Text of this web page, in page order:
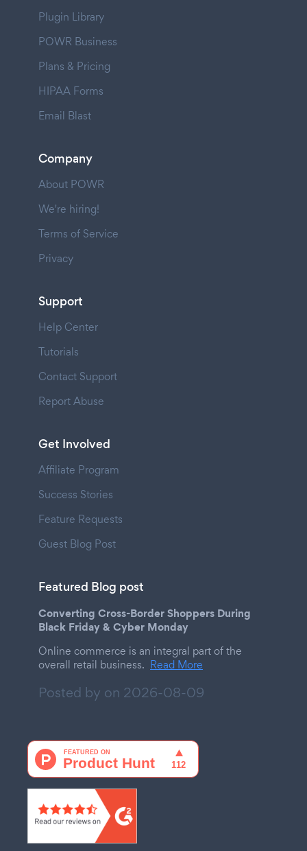
Plugin Library
POWR Business
Plans & Pricing
HIPAA Forms
Email Blast
Company
About POWR
We're hiring!
Terms of Service
Privacy
Support
Help Center
Tutorials
Contact Support
Report Abuse
Get Involved
Affiliate Program
Success Stories
Feature Requests
Guest Blog Post
Featured Blog post
Converting Cross-Border Shoppers During
Black Friday & Cyber Monday
Online commerce is an integral part of the
overall retail business. Read More
Posted by on 2026-08-09